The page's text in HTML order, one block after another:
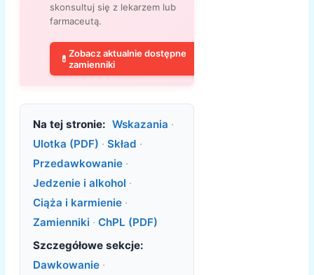
skonsultuj się z lekarzem lub
farmaceutą.
💊 Zobacz aktualnie dostępne
zamienniki
Na tej stronie: Wskazania ·
Ulotka (PDF) · Skład ·
Przedawkowanie ·
Jedzenie i alkohol ·
Ciąża i karmienie ·
Zamienniki · ChPL (PDF)
Szczegółowe sekcje:
Dawkowanie ·